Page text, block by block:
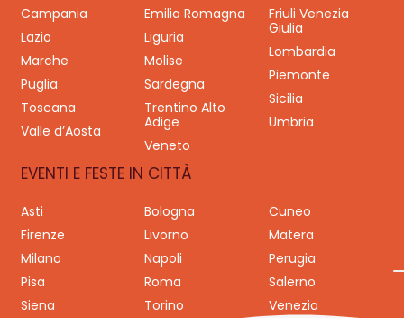
Campania
Emilia Romagna
Friuli Venezia
Giulia
Lazio
Liguria
Lombardia
Marche
Molise
Piemonte
Puglia
Sardegna
Sicilia
Toscana
Trentino Alto
Adige
Umbria
Valle d’Aosta
Veneto
EVENTI E FESTE IN CITTÀ
Asti Bologna
Cuneo
Firenze
Livorno
Matera
Milano
Napoli
Perugia
Pisa
Roma
Salerno
Siena
Torino Venezia